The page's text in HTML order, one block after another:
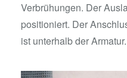
Verbrühungen. Der
positioniert. Der
ist unterhalb der Armatur.